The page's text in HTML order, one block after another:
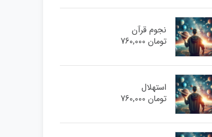
نجوم قرآن
تومان
استهلال
تومان